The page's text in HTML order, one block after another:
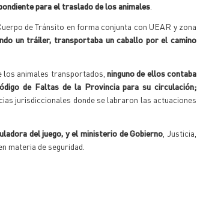
para el traslado de los animales
de Tránsito en forma conjunta con UEAR y zona
un tráiler, transportaba un caballo por el camino
animales transportados, ninguno de ellos contaba
de Faltas de la Provincia para su circulación;
jurisdiccionales donde se labraron las actuaciones
del juego, y el ministerio de Gobierno , Justicia,
materia de seguridad.